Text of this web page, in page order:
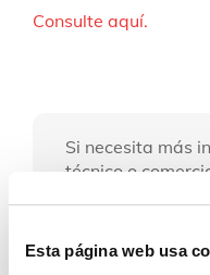
Esta página web usa
Consulte aquí.
Si necesita más
técnico o